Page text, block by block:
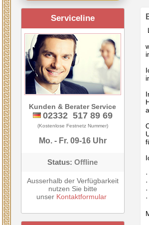
Serviceline
Kunden & Berater Service
02332 517 89 69
(Kostenlose Festnetz Nummer)
Mo. - Fr. 09-16 Uhr
Status:Offline
Ausserhalb der Verfügbarkeit
nutzen Sie bitte
unser Kontaktformular